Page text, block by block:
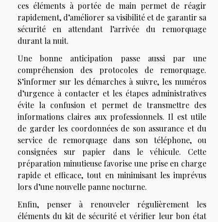
ces éléments à portée de main permet de réagir
rapidement, d’améliorer sa visibilité et de garantir sa
sécurité en attendant l’arrivée du remorquage
durant la nuit.
Une bonne anticipation passe aussi par une
compréhension des protocoles de remorquage.
S’informer sur les démarches à suivre, les numéros
d’urgence à contacter et les étapes administratives
évite la confusion et permet de transmettre des
informations claires aux professionnels. Il est utile
de garder les coordonnées de son assurance et du
service de remorquage dans son téléphone, ou
consignées sur papier dans le véhicule. Cette
préparation minutieuse favorise une prise en charge
rapide et efficace, tout en minimisant les imprévus
lors d’une nouvelle panne nocturne.
Enfin, penser à renouveler régulièrement les
éléments du kit de sécurité et vérifier leur bon état